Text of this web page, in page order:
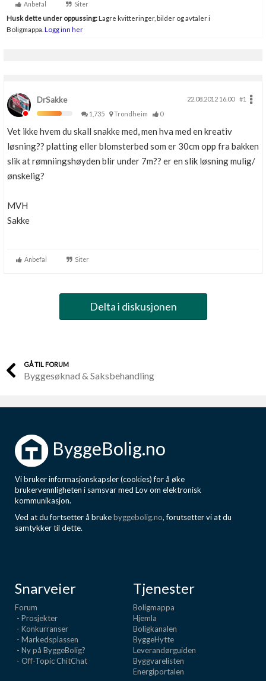
Anbefal Siter
Husk dette under oppussing:Lagre kvitteringer, bilder og avtaler i
Boligmappa. Logg inn her
DrSakke 22.08.2012 16.00
#1
1,735
Trondheim 0
Vet ikke hvem du skall snakke med, men hva med en kreativ
løsning?? platting eller blomsterbed som er 30cm opp fra bakken
slik at rømniingshøyden blir under 7m?? er en slik løsning mulig/
ønskelig?
MVH
Sakke
Anbefal Siter
Delta i diskusjonen
GÅ TIL FORUM
Byggesøknad & Saksbehandling
ByggeBolig.no
Vi bruker informasjonskapsler (cookies) for å øke
brukervennligheten i samsvar med Lov om elektronisk
kommunikasjon.
Ved at du fortsetter å brukebyggebolig.no, forutsetter vi at du
samtykker til dette.
Snarveier
Forum
- Prosjekter
- Konkurranser
- Markedsplassen
- Ny på ByggeBolig?
- Off-Topic ChitChat
Tjenester
Boligmappa
Hjemla
Boligkanalen
ByggeHytte
Leverandørguiden
Byggvarelisten
Energiportalen